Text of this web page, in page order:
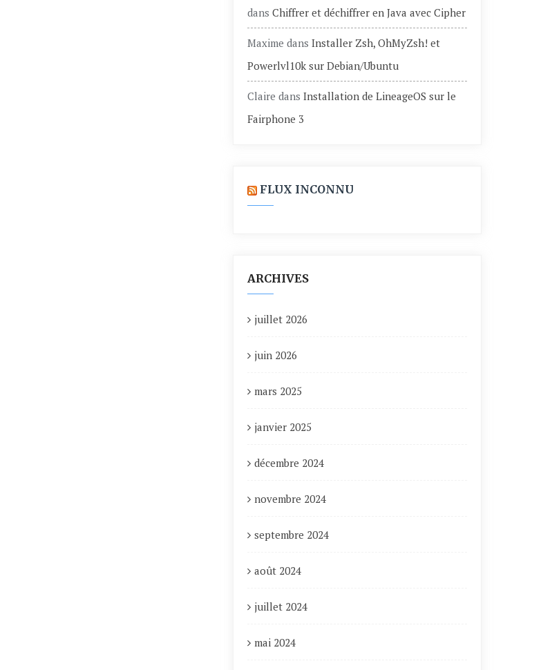
dans Chiffrer et déchiffrer en Java avec Cipher
Maxime dans Installer Zsh, OhMyZsh! et
Powerlvl10k sur Debian/Ubuntu
Claire dans Installation de LineageOS sur le
Fairphone 3
FLUX INCONNU
ARCHIVES
juillet 2026
juin 2026
mars 2025
janvier 2025
décembre 2024
novembre 2024
septembre 2024
août 2024
juillet 2024
mai 2024